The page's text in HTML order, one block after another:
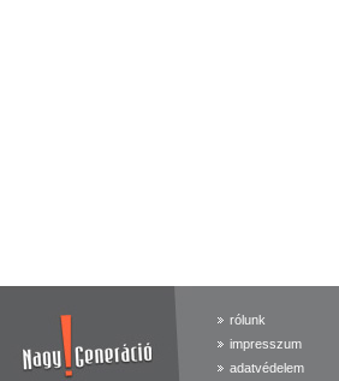
rólunk
impresszum
adatvédelem